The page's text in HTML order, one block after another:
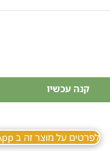
קנה עכשיו
לפרטים על מוצר זה ב WhatsApp